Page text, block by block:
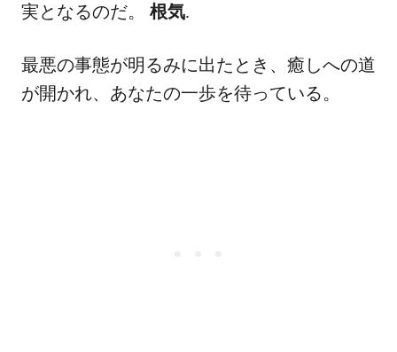
実となるのだ。 根気.
最悪の事態が明るみに出たとき、癒しへの道
が開かれ、あなたの一歩を待っている。